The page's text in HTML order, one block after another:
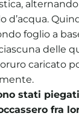
d’acqua.
foglio a
delle
caricato
stati
fra